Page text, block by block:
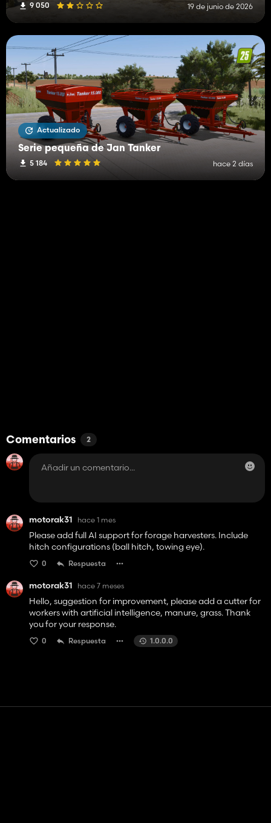
9 050 19 de junio de 2026
Actualizado
Serie pequeña de Jan Tanker
5 184 hace 2 días
Comentarios 2
motorak31 hace 1 mes
Please add full AI support for forage harvesters. Include
hitch configurations (ball hitch, towing eye).
0 Respuesta
motorak31 hace 7 meses
Hello, suggestion for improvement, please add a cutter for
workers with artificial intelligence, manure, grass. Thank
you for your response.
0 Respuesta 1.0.0.0